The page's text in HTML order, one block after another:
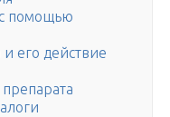
с помощью
его действие